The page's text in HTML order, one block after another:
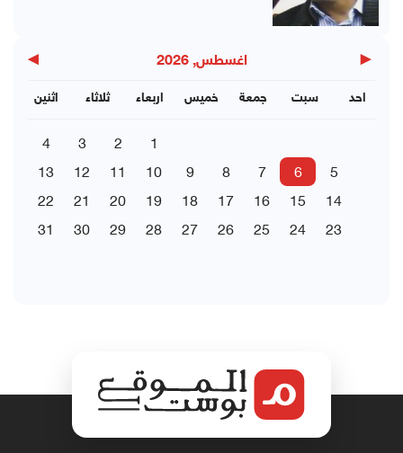
◀ اغسطس, 2026 ▶
اثنين ثلاثاء اربعاء خميس جمعة سبت احد
1
2
3
4
5
6
7
8
9
10
11
12
13
14
15
16
17
18
19
20
21
22
23
24
25
26
27
28
29
30
31